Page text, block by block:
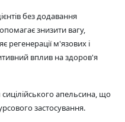
без додавання
знизити вагу,
регенерації м'язових і
вплив на здоров'я
апельсина, що
застосування.